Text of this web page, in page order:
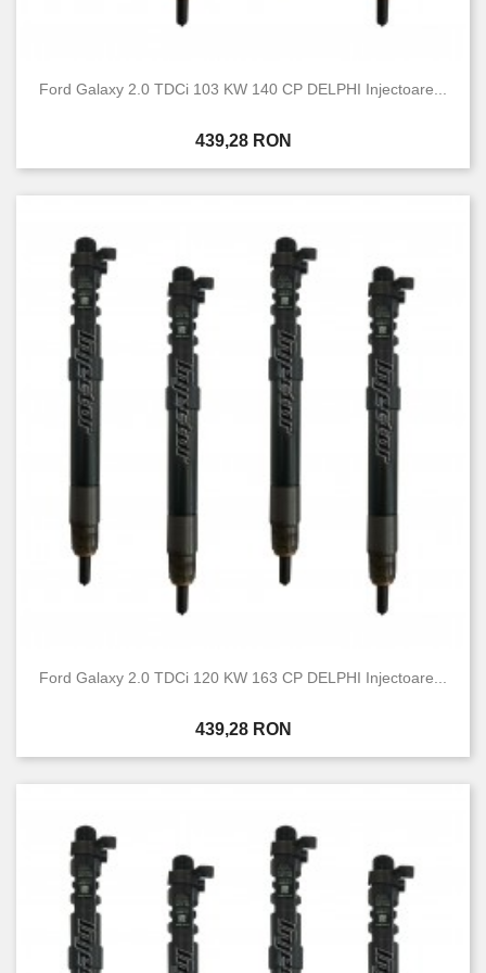
Ford Galaxy 2.0 TDCi 103 KW 140 CP DELPHI Injectoare...
Pret
439,28 RON
Ford Galaxy 2.0 TDCi 120 KW 163 CP DELPHI Injectoare...
Pret
439,28 RON